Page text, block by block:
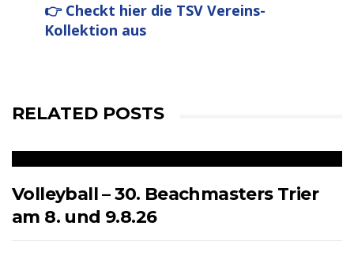
👉 Checkt hier die TSV Vereins-
Kollektion aus
RELATED POSTS
Volleyball – 30. Beachmasters Trier
am 8. und 9.8.26